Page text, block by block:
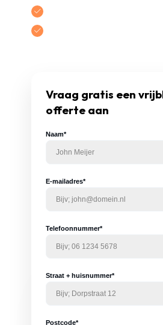
Vraag gratis een
offerte aan
Naam*
E-mailadres*
Telefoonnummer*
Straat + huisnummer*
Postcode*